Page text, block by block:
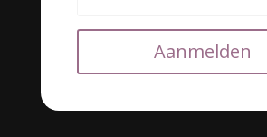
Aanmelden